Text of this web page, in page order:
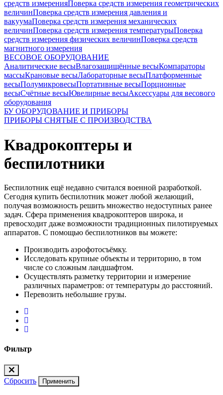
средств измеренияПоверка средств измерения геометрических
величинПоверка средств измерения давления и
вакуумаПоверка средств измерения механических
величинПоверка средств измерения температурыПоверка
средств измерения физических величинПоверка средств
магнитного измерения
ВЕСОВОЕ ОБОРУДОВАНИЕ
Аналитические весыВлагозащищённые весыКомпараторы
массыКрановые весыЛабораторные весыПлатформенные
весыПолумикровесыПортативные весыПорционные
весыСчётные весыЮвелирные весыАксессуары для весового
оборудования
БУ ОБОРУДОВАНИЕ И ПРИБОРЫ
ПРИБОРЫ СНЯТЫЕ С ПРОИЗВОДСТВА
Квадрокоптеры и
беспилотники
Беспилотник ещё недавно считался военной разработкой.
Сегодня купить беспилотник может любой желающий,
получая возможность решить множество недоступных ранее
задач. Сфера применения квадрокоптеров широка, и
превосходит даже возможности традиционных пилотируемых
аппаратов. С помощью беспилотников вы можете:
Производить аэрофотосъёмку.
Исследовать крупные объекты и территорию, в том
числе со сложным ландшафтом.
Осуществлять разметку территории и измерение
различных параметров: от температуры до расстояний.
Перевозить небольшие грузы.
Фильтр
Сбросить Применить